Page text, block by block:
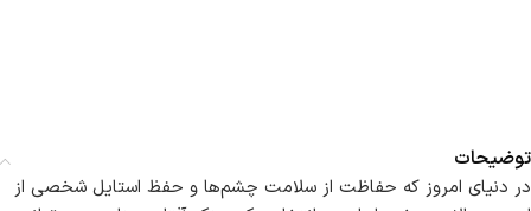
توضیحات
در دنیای امروز که حفاظت از سلامت چشم‌ها و حفظ استایل شخصی از